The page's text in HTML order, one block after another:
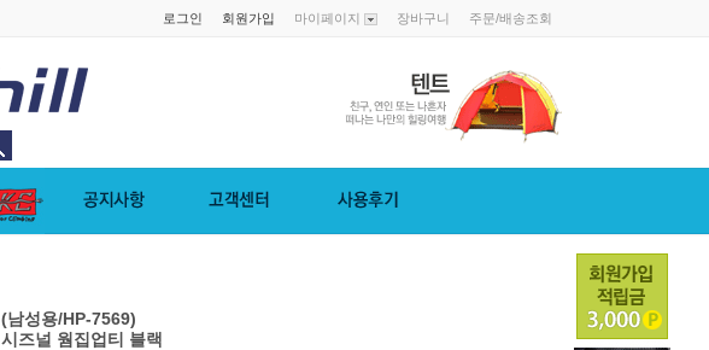
로그인 회원가입 마이페이지 장바구니 주문/배송조회
(남성용/HP-7569)
시즈널 웜집업티 블랙